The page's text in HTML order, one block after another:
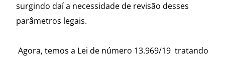
surgindo daí a necessidade de revisão desses
parâmetros legais.
Agora, temos a Lei de número 13.969/19 tratando